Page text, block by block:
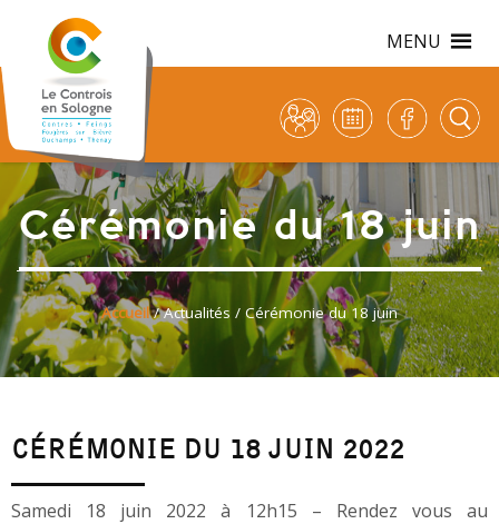
MENU
Cérémonie du 18 juin
Accueil/Actualités / Cérémonie du 18 juin
CÉRÉMONIE DU 18 JUIN 2022
Samedi 18 juin 2022 à 12h15 – Rendez vous au